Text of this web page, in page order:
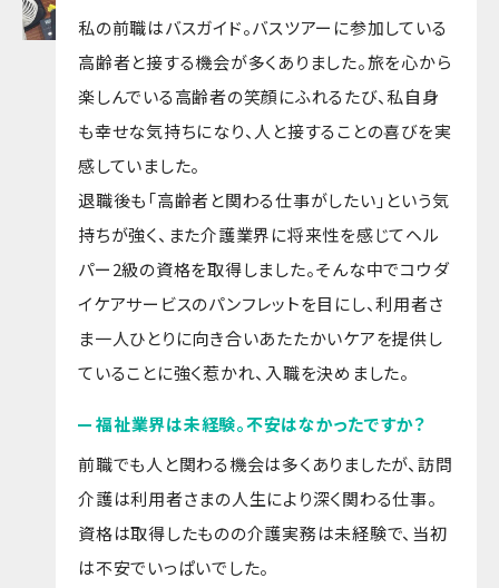
私の前職はバスガイド。バスツアーに参加している
高齢者と接する機会が多くありました。旅を心から
楽しんでいる高齢者の笑顔にふれるたび、私自身
も幸せな気持ちになり、人と接することの喜びを実
感していました。
退職後も「高齢者と関わる仕事がしたい」という気
持ちが強く、また介護業界に将来性を感じてヘル
パー2級の資格を取得しました。そんな中でコウダ
イケアサービスのパンフレットを目にし、利用者さ
ま一人ひとりに向き合いあたたかいケアを提供し
ていることに強く惹かれ、入職を決めました。
福祉業界は未経験。不安はなかったですか？
前職でも人と関わる機会は多くありましたが、訪問
介護は利用者さまの人生により深く関わる仕事。
資格は取得したものの介護実務は未経験で、当初
は不安でいっぱいでした。